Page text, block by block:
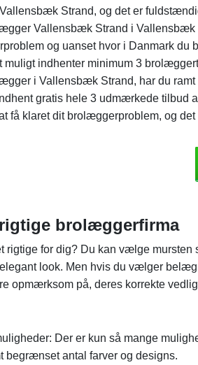
Strand, og det er
Vallensbæk Strand i
og uanset hvor i Danmark
muligt indhenter minimum 3
i Vallensbæk Strand, har du
gratis hele 3 udmærkede tilbud
få klaret dit brolæggerproblem, og
brolæggerfirma
rigtige for dig? Du kan vælge mursten
look. Men hvis du vælger
opmærksom på, deres korrekte
Der er kun så mange
begrænset antal farver og designs.